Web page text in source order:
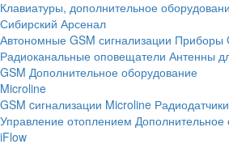
Клавиатуры, дополнительное
Сибирский Арсенал
Автономные GSM сигнализации Приборы
Радиоканальные оповещатели Антенны
GSM Дополнительное оборудование
Microline
GSM cигнализации Microline
Управление отоплением Дополнительное
iFlow